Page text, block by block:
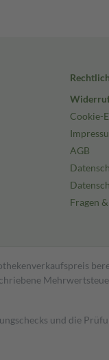
Cookie-
AGB
Fragen
und die